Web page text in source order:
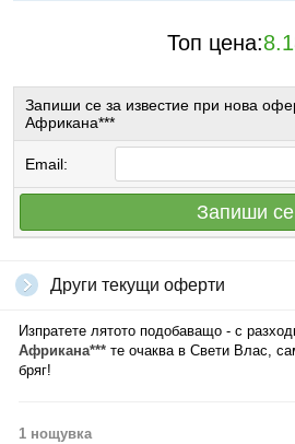
Топ цена:
Запиши се за известие при нова
Африкана***
Email:
Запиши се
Други текущи оферти
Изпратете лятото подобаващо - с
Африкана*** те очаква в Свети Влас,
бряг!
1 нощувка